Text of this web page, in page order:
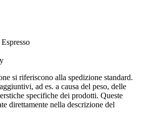
si riferiscono alla spedizione standard.
ad es. a causa del peso, delle
specifiche dei prodotti. Queste
direttamente nella descrizione del